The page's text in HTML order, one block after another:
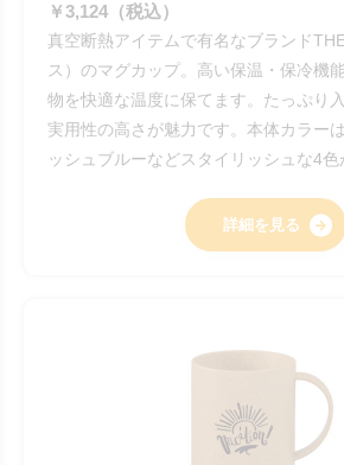
￥3,124（税込）
真空断熱アイテムで有名なブランド
ス）のマグカップ。高い保温・保冷機
物を快適な温度に保てます。たっぷり
実用性の高さが魅力です。本体カラー
ッシュブルーなどスタイリッシュな4色
詳細を見る